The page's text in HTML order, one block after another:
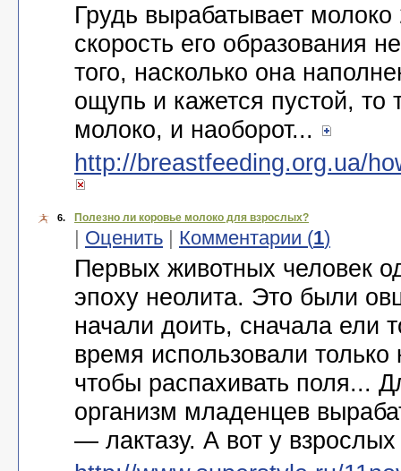
Грудь вырабатывает
скорость его образования
того, насколько она
ощупь и кажется пустой, то
молоко, и наоборот...
http://breastfeeding.org.ua/
6. Полезно ли коровье молоко для взрослых?
| Оценить | Комментарии (1)
Первых животных человек
эпоху неолита. Это были
начали доить, сначала ели
время использовали только
чтобы распахивать поля...
организм младенцев
— лактазу. А вот у